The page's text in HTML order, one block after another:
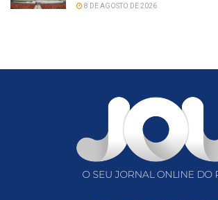
8 DE AGOSTO DE 2026